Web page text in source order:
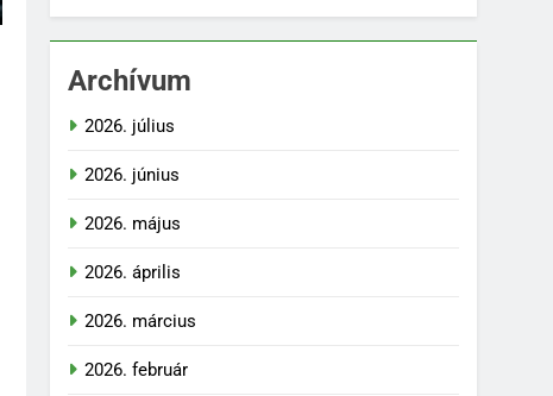
Archívum
2026. július
2026. június
2026. május
2026. április
2026. március
2026. február